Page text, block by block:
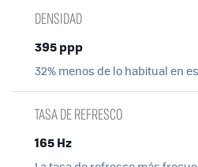
DENSIDAD
395 ppp
32% menos de lo habitual en
TASA DE REFRESCO
165 Hz